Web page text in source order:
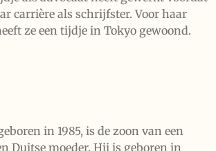
carrière als schrijfster. Voor haar
ze een tijdje in Tokyo gewoond.
in 1985, is de zoon van een
Duitse moeder. Hij is geboren in